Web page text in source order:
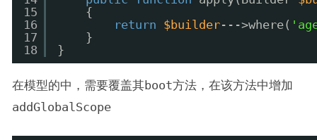
15
16
17
18
{
return
$builder--->where(
}
}
在模型的中，需要覆盖其boot方法，在该方法中增加
addGlobalScope